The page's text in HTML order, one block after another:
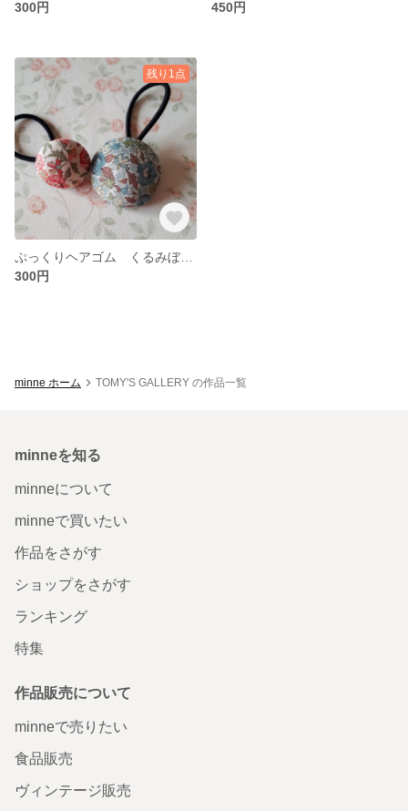
300円 450円
残り1点
ぷっくりヘアゴム くるみぼたん
300円
minne ホーム TOMY'S GALLERY の作品一覧
minneを知る
minneについて
minneで買いたい
作品をさがす
ショップをさがす
ランキング
特集
作品販売について
minneで売りたい
食品販売
ヴィンテージ販売